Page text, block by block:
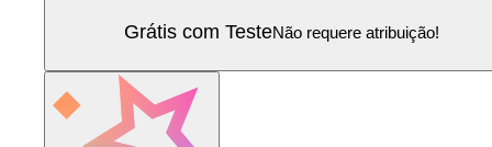
Grátis com TesteNão requere atribuição!